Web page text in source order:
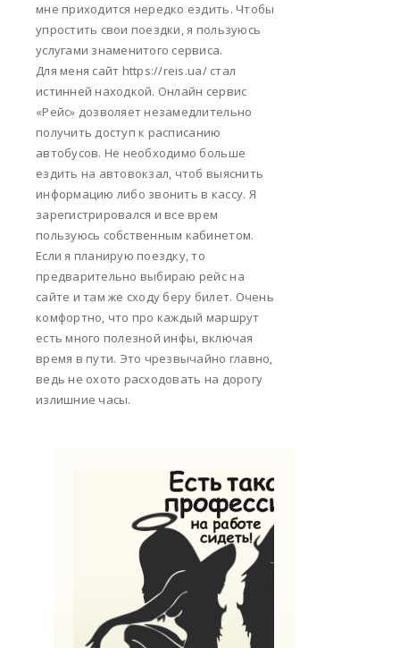
мне приходится нередко ездить. Чтобы
упростить свои поездки, я пользуюсь
услугами знаменитого сервиса.
Для меня сайт https://reis.ua/ стал
истинней находкой. Онлайн сервис
«Рейс» дозволяет незамедлительно
получить доступ к расписанию
автобусов. Не необходимо больше
ездить на автовокзал, чтоб выяснить
информацию либо звонить в кассу. Я
зарегистрировался и все врем
пользуюсь собственным кабинетом.
Если я планирую поездку, то
предварительно выбираю рейс на
сайте и там же сходу беру билет. Очень
комфортно, что про каждый маршрут
есть много полезной инфы, включая
время в пути. Это чрезвычайно главно,
ведь не охото расходовать на дорогу
излишние часы.